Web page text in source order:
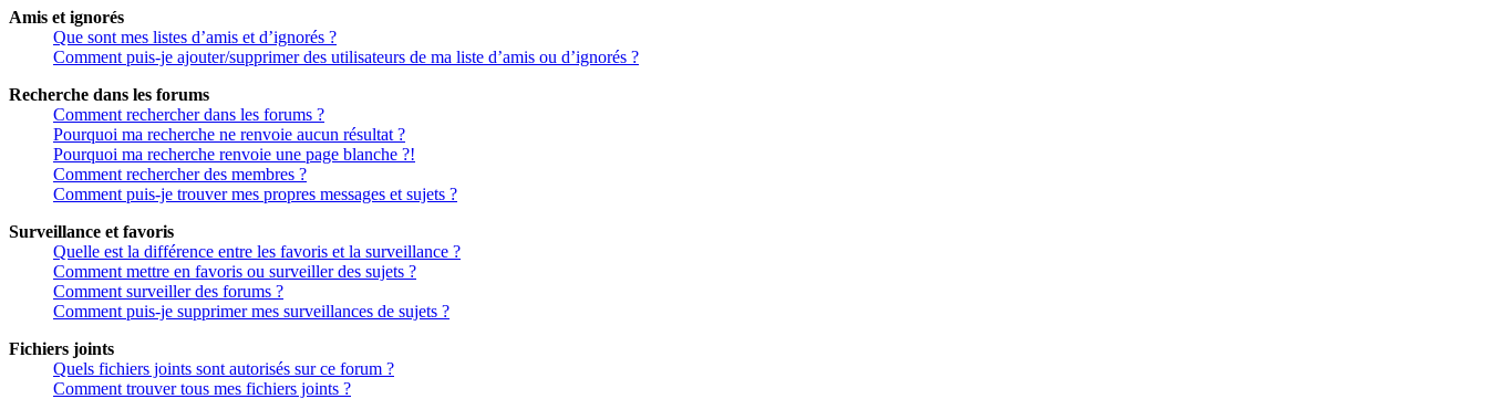
Amis et ignorés
Que sont mes listes d’amis et d’ignorés ?
Comment puis-je ajouter/supprimer des utilisateurs de ma liste d’amis ou d’ignorés ?
Recherche dans les forums
Comment rechercher dans les forums ?
Pourquoi ma recherche ne renvoie aucun résultat ?
Pourquoi ma recherche renvoie une page blanche ?!
Comment rechercher des membres ?
Comment puis-je trouver mes propres messages et sujets ?
Surveillance et favoris
Quelle est la différence entre les favoris et la surveillance ?
Comment mettre en favoris ou surveiller des sujets ?
Comment surveiller des forums ?
Comment puis-je supprimer mes surveillances de sujets ?
Fichiers joints
Quels fichiers joints sont autorisés sur ce forum ?
Comment trouver tous mes fichiers joints ?